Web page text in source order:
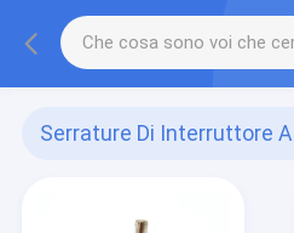
Serrature Di Interruttore